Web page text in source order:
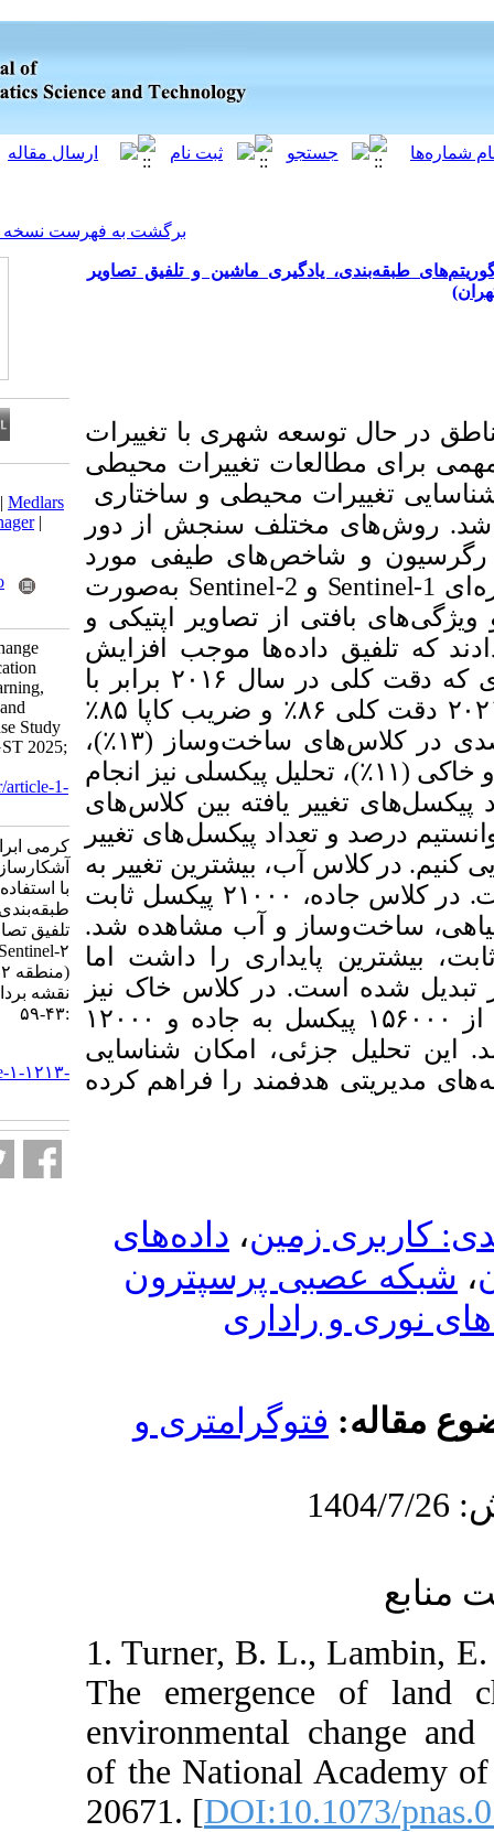
برگشت به فهرست نسخه ها
ماشین و تلفیق تصاویر
شهری با تغییرات
تغییرات محیطی
محیطی و ساختاری
سنجش از دور
طیفی مورد
Sentinel-2به‌صورت
تصاویر اپتیکی و
موجب افزایش
سال۲۰۱۶برابر با
٪و ضریب کاپا۸۵ ٪
ساخت‌وساز (۱۳ ٪)،
پیکسلی نیز انجام
یافته بین کلاس‌های
پیکسل‌های تغییر
بیشترین تغییر به
خاک (۱۸۳۰۰ پیکسل) اختصاص داشت. در کلاس جاده، ۲۱۰۰۰ پیکسل ثابت
و آب مشاهده شد.
پایداری را داشت اما
در کلاس خاک نیز
علاوه بر ۴۲۰۰۰ پیکسل ثابت، بیش از ۱۵۶۰۰۰ پیکسل به جاده و ۱۲۰۰۰
امکان شناسایی
را فراهم کرده
،داده‌های
پرسپترون
و
1. Turner, B.
The
environmental
of the National
20671. [
Download citation:
BibTeX| RIS|EndNote| Medlars
|ProCite Reference Manager |
Send citation to:
Mendeley
Zotero
karami E. Land Cover Change
Detection Using Classification
Algorithms, Machine Learning,
and Fusion of Sentinel-1 and
Sentinel-2 Imagery: A Case Study
of District 22, Tehran. JGST 2025;
URL:http://jgst.issgeac.ir/article-1-
1213-fa.html
کرمی ابراهیم، مهرابی حمید.
آشکارسازی تغییرات پوشش زمین
با استفاده از الگوریتم‌های
طبقه‌بندی، یادگیری ماشین و
Sentinel-۲مطالعه‌ی موردی:
(منطقه ۲۲ تهران). علوم و فنون
نقشه برداری. ۱۴۰۴; ۱۵ (۲)
http://jgst.issgeac.ir/article-۱-۱۲۱۳-